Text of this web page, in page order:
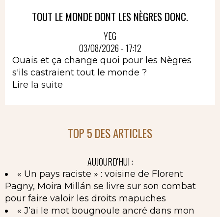
TOUT LE MONDE DONT LES NÈGRES DONC.
YEG
03/08/2026 - 17:12
Ouais et ça change quoi pour les Nègres
s'ils castraient tout le monde ?
Lire la suite
TOP 5 DES ARTICLES
AUJOURD'HUI :
« Un pays raciste » : voisine de Florent
Pagny, Moira Millán se livre sur son combat
pour faire valoir les droits mapuches
« J’ai le mot bougnoule ancré dans mon